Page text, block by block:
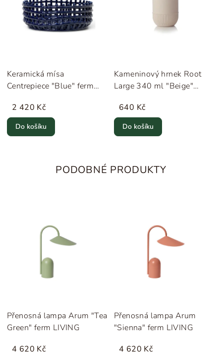
Keramická mísa
Centrepiece "Blue" ferm
2 420 Kč
Do košíku
Kameninový hrnek Root
Large 340 ml "Beige"
640 Kč
Do košíku
PODOBNÉ PRODUKTY
Přenosná lampa Arum "Tea
Green" ferm LIVING
4 620 Kč
Přenosná lampa Arum
"Sienna" ferm LIVING
4 620 Kč